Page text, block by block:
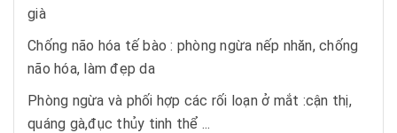
già
Chống não hóa tế bào : phòng ngừa nếp nhăn, chống
não hóa, làm đẹp da
Phòng ngừa và phối hợp các rối loạn ở mắt :cận thị,
quáng gà,đục thủy tinh thể ...